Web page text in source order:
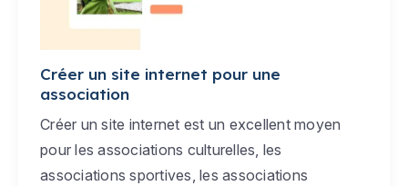
Créer un site internet pour une
association
Créer un site internet est un excellent moyen
pour les associations culturelles, les
associations sportives, les associations